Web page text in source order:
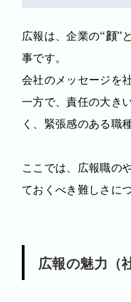
広報は、企業の“顔”
事です。
会社のメッセージを
一方で、責任の大き
く、緊張感のある職
ここでは、広報職の
ておくべき難しさに
広報の魅力（